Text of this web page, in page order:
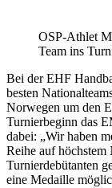
OSP-Athlet
Team ins
Bei der EHF
besten
Norwegen um den
Turnierbeginn das
dabei: „Wir haben
Reihe auf
Turnierdebütanten
eine Medaille